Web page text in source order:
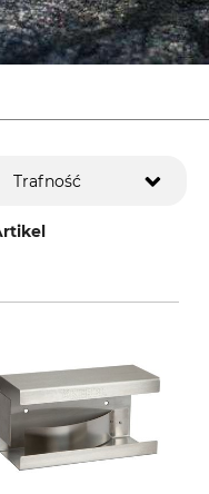
Trafność